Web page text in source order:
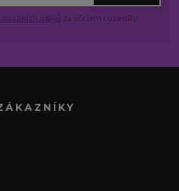
údajů za účelem rozesílky